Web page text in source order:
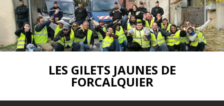
LES GILETS JAUNES DE
FORCALQUIER